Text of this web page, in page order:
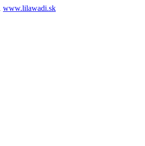
www.lilawadi.sk